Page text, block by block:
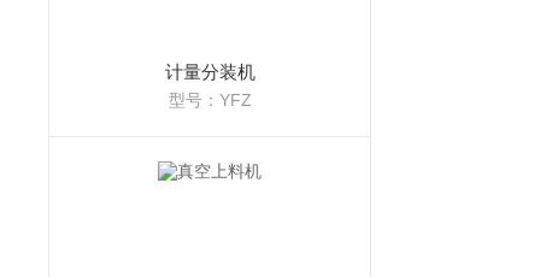
计量分装机
型号：YFZ